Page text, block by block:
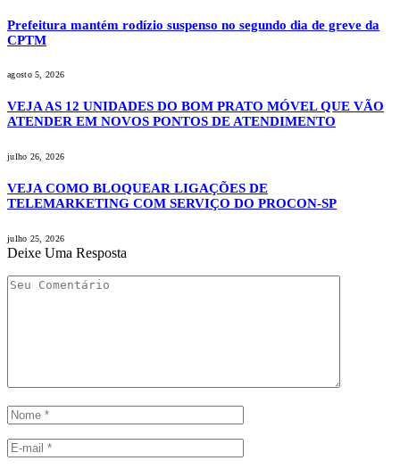
Prefeitura mantém rodízio suspenso no segundo dia de greve da
CPTM
agosto 5, 2026
VEJA AS 12 UNIDADES DO BOM PRATO MÓVEL QUE VÃO
ATENDER EM NOVOS PONTOS DE ATENDIMENTO
julho 26, 2026
VEJA COMO BLOQUEAR LIGAÇÕES DE
TELEMARKETING COM SERVIÇO DO PROCON-SP
julho 25, 2026
Deixe Uma Resposta